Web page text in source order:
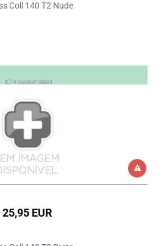
Coll 140 T2 Nude
0 COMENTÁRIOS
25,95 EUR